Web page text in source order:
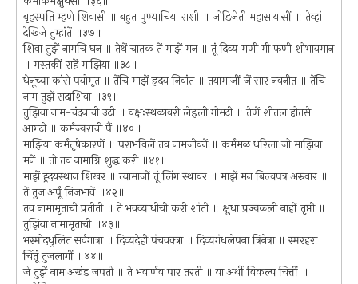
बृहस्पति म्हणे शिवासी ॥ बहुत पुण्याचिया राशी ॥ जोडिजेती महासायासीं ॥ तेव्हां
देखिजे तुम्हांतें ॥३७॥
शिवा तुझें नामचि घन ॥ तेथें चातक तें माझें मन ॥ तूं दिव्य मणी मी फणी शोभायमान
॥ मस्तकीं राहें माझिया ॥३८॥
धेनूच्या कांसे पयोमृत ॥ तेंचि माझें ह्रदय निवांत ॥ तयामाजीं जें सार नवनीत ॥ तेंचि
नाम तुझें सदाशिवा ॥३९॥
तुझिया नाम-चंदनाची उटी ॥ वक्षःस्थळावरी लेइली गोमटी ॥ तेणें शीतल होतसे
आगटी ॥ कर्मज्वराची पैं ॥४०॥
माझिया कर्मतृषेकारणें ॥ पराभविलें तव नामजीवनें ॥ कर्ममळ धरिला जो माझिया
मनें ॥ तो तव नामाग्नि शुद्ध करी ॥४१॥
माझें ह्र्दयस्थान शिखर ॥ त्यामाजीं तूं लिंग स्थावर ॥ माझें मन बिल्वपत्र अरुवार ॥
तें तुज अर्पूं निजभावें ॥४२॥
तव नामामृताची प्रतीती ॥ ते भवव्याधीची करी शांती ॥ क्षुधा प्रज्वळली नाहीं तृप्ती ॥
तुझिया नामामृताची ॥४३॥
भस्मोदधुलित सर्वगात्रा ॥ दिव्यदेही पंचवक्त्रा ॥ दिव्यगंधलेपना त्रिनेत्रा ॥ स्मरहरा
चिंतूं तुजलागीं ॥४४॥
जे तुझें नाम अखंड जपती ॥ ते भवार्णव पार तरती ॥ या अर्थी विकल्प चित्तीं ॥